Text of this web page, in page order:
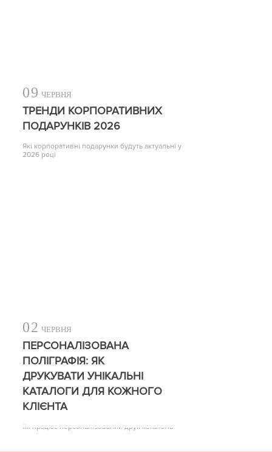
09 ЧЕРВНЯ
ТРЕНДИ КОРПОРАТИВНИХ
ПОДАРУНКІВ 2026
Які корпоративні подарунки будуть актуальні у
2026 році
02 ЧЕРВНЯ
ПЕРСОНАЛІЗОВАНА
ПОЛІГРАФІЯ: ЯК
ДРУКУВАТИ УНІКАЛЬНІ
КАТАЛОГИ ДЛЯ КОЖНОГО
КЛІЄНТА
Як працює персоналізований друк каталогів